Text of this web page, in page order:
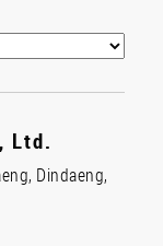
Ltd.
Dindaeng,